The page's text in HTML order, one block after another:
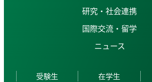
研究・社会連携
国際交流・留学
ニュース
受験生 在学生